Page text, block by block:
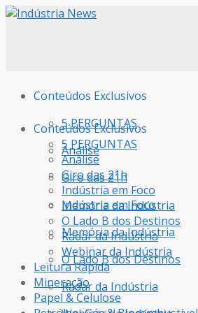
Conteúdos Exclusivos
5 PERGUNTAS
Análise
Giro das 21h
Indústria em Foco
Memória da Indústria
O Lado B dos Destinos
Radar da Indústria
Conteúdos Exclusivos
5 PERGUNTAS
Análise
Giro das 21h
Indústria em Foco
Memória da Indústria
O Lado B dos Destinos
Radar da Indústria
Webinar da Indústria
Leitura Rápida
Mineração
Papel & Celulose